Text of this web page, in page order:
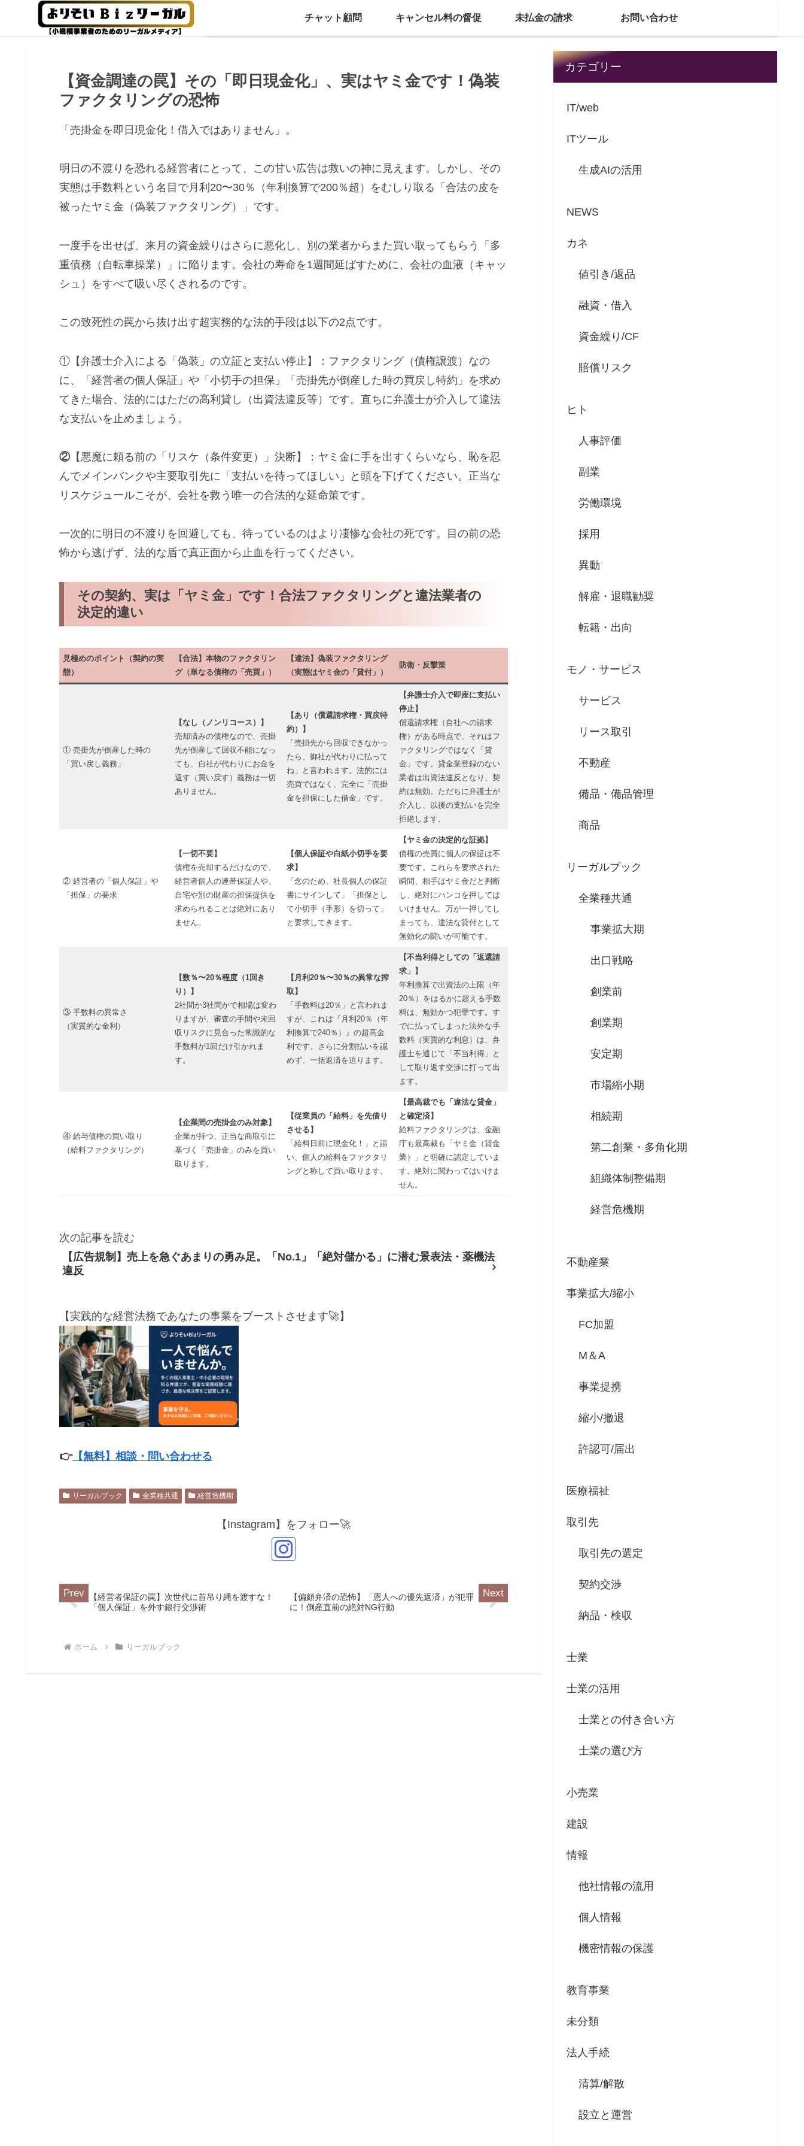
チャット顧問 キャンセル料の督促 未払金の請求 お問い合わせ
【資金調達の罠】その「即日現金化」、実はヤミ金です！偽装
ファクタリングの恐怖
「売掛金を即日現金化！借入ではありません」。
明日の不渡りを恐れる経営者にとって、この甘い広告は救いの神に見えます。しかし、その
実態は手数料という名目で月利20〜30％（年利換算で200％超）をむしり取る「合法の皮を
被ったヤミ金（偽装ファクタリング）」です。
一度手を出せば、来月の資金繰りはさらに悪化し、別の業者からまた買い取ってもらう「多
重債務（自転車操業）」に陥ります。会社の寿命を1週間延ばすために、会社の血液（キャッ
シュ）をすべて吸い尽くされるのです。
この致死性の罠から抜け出す超実務的な法的手段は以下の2点です。
①【弁護士介入による「偽装」の立証と支払い停止】：ファクタリング（債権譲渡）なの
に、「経営者の個人保証」や「小切手の担保」「売掛先が倒産した時の買戻し特約」を求め
てきた場合、法的にはただの高利貸し（出資法違反等）です。直ちに弁護士が介入して違法
な支払いを止めましょう。
②【悪魔に頼る前の「リスケ（条件変更）」決断】：ヤミ金に手を出すくらいなら、恥を忍
んでメインバンクや主要取引先に「支払いを待ってほしい」と頭を下げてください。正当な
リスケジュールこそが、会社を救う唯一の合法的な延命策です。
一次的に明日の不渡りを回避しても、待っているのはより凄惨な会社の死です。目の前の恐
怖から逃げず、法的な盾で真正面から止血を行ってください。
その契約、実は「ヤミ金」です！合法ファクタリングと違法業者の
決定的違い
見極めのポイント（契約の実
態）
【合法】本物のファクタリン
グ（単なる債権の「売買」）
【違法】偽装ファクタリング
（実態はヤミ金の「貸付」）
防衛・反撃策
① 売掛先が倒産した時の
「買い戻し義務」
【なし（ノンリコース）】
売却済みの債権なので、売掛
先が倒産して回収不能になっ
ても、自社が代わりにお金を
返す（買い戻す）義務は一切
ありません。
【あり（償還請求権・買戻特
約）】
「売掛先から回収できなかっ
たら、御社が代わりに払って
ね」と言われます。法的には
売買ではなく、完全に「売掛
金を担保にした借金」です。
【弁護士介入で即座に支払い
停止】
償還請求権（自社への請求
権）がある時点で、それはフ
ァクタリングではなく「貸
金」です。貸金業登録のない
業者は出資法違反となり、契
約は無効。ただちに弁護士が
介入し、以後の支払いを完全
拒絶します。
② 経営者の「個人保証」や
「担保」の要求
【一切不要】
債権を売却するだけなので、
経営者個人の連帯保証人や、
自宅や別の財産の担保提供を
求められることは絶対にあり
ません。
【個人保証や白紙小切手を要
求】
「念のため、社長個人の保証
書にサインして」「担保とし
て小切手（手形）を切って」
と要求してきます。
【ヤミ金の決定的な証拠】
債権の売買に個人の保証は不
要です。これらを要求された
瞬間、相手はヤミ金だと判断
し、絶対にハンコを押しては
いけません。万が一押してし
まっても、違法な貸付として
無効化の闘いが可能です。
③ 手数料の異常さ
（実質的な金利）
【数％〜20％程度（1回き
り）】
2社間か3社間かで相場は変わ
りますが、審査の手間や未回
収リスクに見合った常識的な
手数料が1回だけ引かれま
す。
【月利20％〜30％の異常な搾
取】
「手数料は20％」と言われま
すが、これは『月利20％（年
利換算で240％）』の超高金
利です。さらに分割払いを認
めず、一括返済を迫ります。
【不当利得としての「返還請
求」】
年利換算で出資法の上限（年
20％）をはるかに超える手数
料は、無効かつ犯罪です。す
でに払ってしまった法外な手
数料（実質的な利息）は、弁
護士を通じて「不当利得」と
して取り返す交渉に打って出
ます。
④ 給与債権の買い取り
（給料ファクタリング）
【企業間の売掛金のみ対象】
企業が持つ、正当な商取引に
基づく「売掛金」のみを買い
取ります。
【従業員の「給料」を先借り
させる】
「給料日前に現金化！」と謳
い、個人の給料をファクタリ
ングと称して買い取ります。
【最高裁でも「違法な貸金」
と確定済】
給料ファクタリングは、金融
庁も最高裁も「ヤミ金（貸金
業）」と明確に認定していま
す。絶対に関わってはいけま
せん。
次の記事を読む
【広告規制】売上を急ぐあまりの勇み足。「No.1」「絶対儲かる」に潜む景表法・薬機法
違反
【実践的な経営法務であなたの事業をブーストさせます🚀】
👉【無料】相談・問い合わせる
リーガルブック 全業種共通 経営危機期
【Instagram】をフォロー🚀
【経営者保証の罠】次世代に首吊り縄を渡すな！
「個人保証」を外す銀行交渉術
【偏頗弁済の恐怖】「恩人への優先返済」が犯罪
に！倒産直前の絶対NG行動
ホーム リーガルブック
カテゴリー
IT/web
ITツール
生成AIの活用
NEWS
カネ
値引き/返品
融資・借入
資金繰り/CF
賠償リスク
ヒト
人事評価
副業
労働環境
採用
異動
解雇・退職勧奨
転籍・出向
モノ・サービス
サービス
リース取引
不動産
備品・備品管理
商品
リーガルブック
全業種共通
事業拡大期
出口戦略
創業前
創業期
安定期
市場縮小期
相続期
第二創業・多角化期
組織体制整備期
経営危機期
不動産業
事業拡大/縮小
FC加盟
M＆A
事業提携
縮小/撤退
許認可/届出
医療福祉
取引先
取引先の選定
契約交渉
納品・検収
士業
士業の活用
士業との付き合い方
士業の選び方
小売業
建設
情報
他社情報の流用
個人情報
機密情報の保護
教育事業
未分類
法人手続
清算/解散
設立と運営